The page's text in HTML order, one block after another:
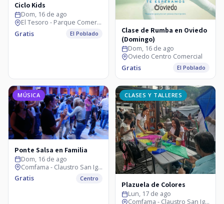
Ciclo Kids
Dom, 16 de ago
El Tesoro - Parque Comercial
Gratis El Poblado
Clase de Rumba en Oviedo
(Domingo)
Dom, 16 de ago
Oviedo Centro Comercial
Gratis El Poblado
MÚSICA
Ponte Salsa en Familia
Dom, 16 de ago
Comfama - Claustro San Ignacio
Gratis Centro
CLASES Y TALLERES
Plazuela de Colores
Lun, 17 de ago
Comfama - Claustro San Ignacio